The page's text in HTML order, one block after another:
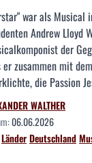
war als Musical
Andrew Lloyd
der
zusammen mit
die Passion
WALTHER
06.06.2026
LänderDeutschland